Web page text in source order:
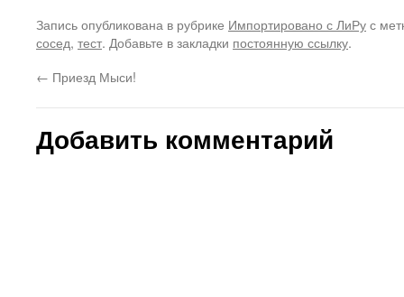
привела: молчат; На работе
спалили мою четырёхгиговую
Запись опубликована в рубрике Импортировано с ЛиРус
сосед, тест. Добавьте в закладки постоянную ссылку.
← Приезд Мыси!
Добавить комментарий